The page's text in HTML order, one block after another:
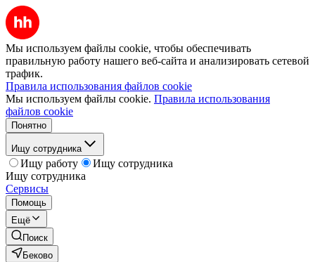
Мы используем файлы cookie, чтобы обеспечивать
правильную работу нашего веб-сайта и анализировать сетевой
трафик.
Правила использования файлов cookie
Мы используем файлы cookie. Правила использования
файлов cookie
Понятно
Ищу сотрудника
Ищу работу
Ищу сотрудника
Ищу сотрудника
Сервисы
Помощь
Ещё
Поиск
Беково